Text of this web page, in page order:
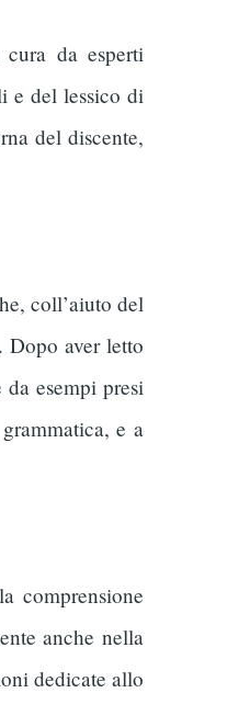
da esperti
e del lessico di
del discente,
coll’aiuto del
Dopo aver letto
esempi presi
e a
comprensione
anche nella
dedicate allo